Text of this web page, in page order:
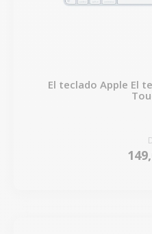
El teclado Apple El